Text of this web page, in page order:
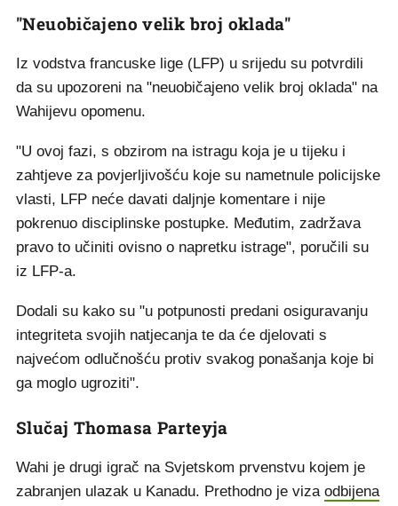
"Neuobičajeno velik broj oklada"
Iz vodstva francuske lige (LFP) u srijedu su potvrdili
da su upozoreni na "neuobičajeno velik broj oklada" na
Wahijevu opomenu.
"U ovoj fazi, s obzirom na istragu koja je u tijeku i
zahtjeve za povjerljivošću koje su nametnule policijske
vlasti, LFP neće davati daljnje komentare i nije
pokrenuo disciplinske postupke. Međutim, zadržava
pravo to učiniti ovisno o napretku istrage", poručili su
iz LFP-a.
Dodali su kako su "u potpunosti predani osiguravanju
integriteta svojih natjecanja te da će djelovati s
najvećom odlučnošću protiv svakog ponašanja koje bi
ga moglo ugroziti".
Slučaj Thomasa Parteyja
Wahi je drugi igrač na Svjetskom prvenstvu kojem je
zabranjen ulazak u Kanadu. Prethodno je viza odbijena